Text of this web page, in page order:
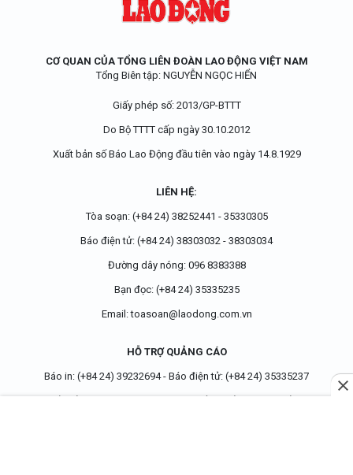
CƠ QUAN CỦA TỔNG LIÊN ĐOÀN LAO ĐỘNG VIỆT NAM
Tổng Biên tập: NGUYỄN NGỌC HIỂN
Giấy phép số: 2013/GP-BTTT
Do Bộ TTTT cấp ngày 30.10.2012
Xuất bản số Báo Lao Động đầu tiên vào ngày 14.8.1929
LIÊN HỆ:
Tòa soạn: (+84 24) 38252441 - 35330305
Báo điện tử: (+84 24) 38303032 - 38303034
Đường dây nóng: 096 8383388
Bạn đọc: (+84 24) 35335235
Email: toasoan@laodong.com.vn
HỖ TRỢ QUẢNG CÁO
Báo in: (+84 24) 39232694- Báo điện tử: (+84 24) 35335237